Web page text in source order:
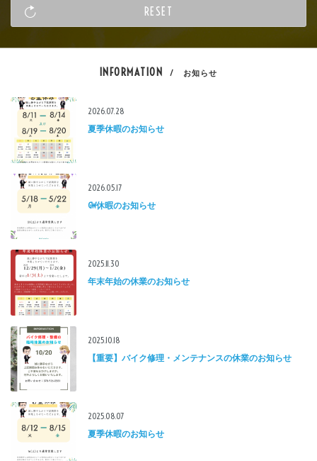
INFORMATION / お知らせ
2026.07.28
夏季休暇のお知らせ
2026.05.17
GW休暇のお知らせ
2025.11.30
年末年始の休業のお知らせ
2025.10.18
【重要】バイク修理・メンテナンスの休業のお知らせ
2025.08.07
夏季休暇のお知らせ